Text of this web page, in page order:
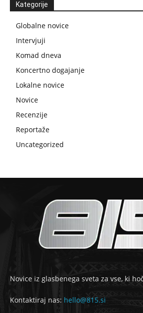
Kategorije
Globalne novice
Intervjuji
Komad dneva
Koncertno dogajanje
Lokalne novice
Novice
Recenzije
Reportaže
Uncategorized
Novice iz glasbenega sveta za vse, ki
Kontaktiraj nas: hello@815.si